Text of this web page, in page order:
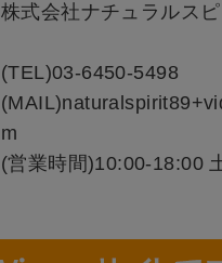
株式会社ナチュラルス
(TEL)03-6450-5498
m
(営業時間)10:00-18:00